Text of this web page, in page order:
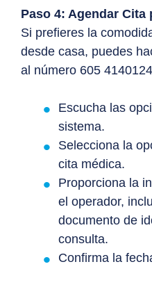
Paso 4: Agendar Cita
Si prefieres la
desde casa, puedes
al número 605
Escucha las
sistema.
Selecciona la
cita médica.
Proporciona la
el operador,
documento de
consulta.
Confirma la